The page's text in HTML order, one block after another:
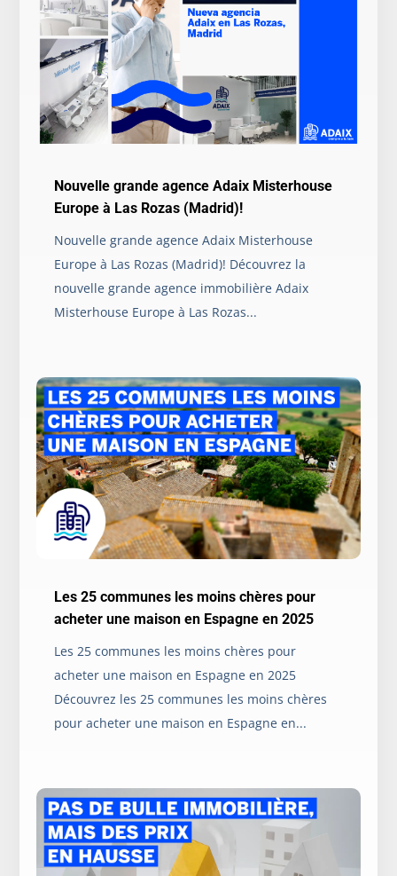
Nouvelle grande agence Adaix Misterhouse
Europe à Las Rozas (Madrid)!
Nouvelle grande agence Adaix Misterhouse
Europe à Las Rozas (Madrid)! Découvrez la
nouvelle grande agence immobilière Adaix
Misterhouse Europe à Las Rozas...
Les 25 communes les moins chères pour
acheter une maison en Espagne en 2025
Les 25 communes les moins chères pour
acheter une maison en Espagne en 2025
Découvrez les 25 communes les moins chères
pour acheter une maison en Espagne en...